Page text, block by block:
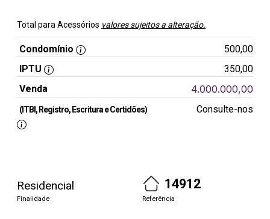
Total para Acessórios valores sujeitos a alteração.
Condomínio
500,00
IPTU
350,00
Venda
4.000.000,00
(ITBI, Registro, Escritura e Certidões) Consulte-nos
Residencial
Finalidade
14912
Referência